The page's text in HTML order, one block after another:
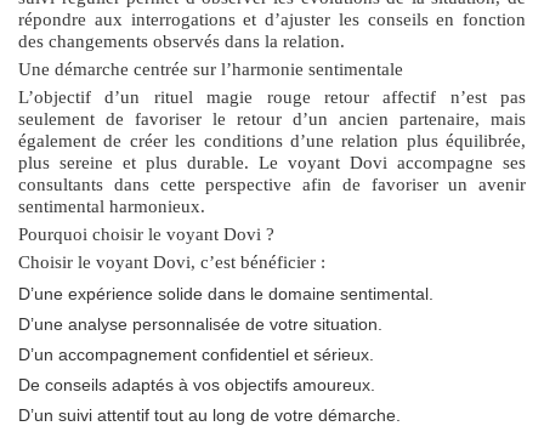
répondre aux interrogations et d’ajuster les conseils en fonction
des changements observés dans la relation.
Une démarche centrée sur l’harmonie sentimentale
L’objectif d’un rituel magie rouge retour affectif n’est pas
seulement de favoriser le retour d’un ancien partenaire, mais
également de créer les conditions d’une relation plus équilibrée,
plus sereine et plus durable. Le voyant Dovi accompagne ses
consultants dans cette perspective afin de favoriser un avenir
sentimental harmonieux.
Pourquoi choisir le voyant Dovi ?
Choisir le voyant Dovi, c’est bénéficier :
D’une expérience solide dans le domaine sentimental.
D’une analyse personnalisée de votre situation.
D’un accompagnement confidentiel et sérieux.
De conseils adaptés à vos objectifs amoureux.
D’un suivi attentif tout au long de votre démarche.